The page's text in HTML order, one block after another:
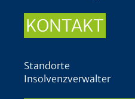
KONTAKT
Standorte
Insolvenzverwalter